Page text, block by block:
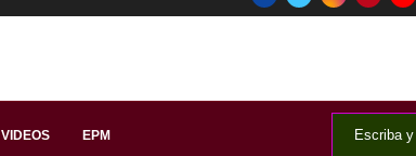
VIDEOS EPM